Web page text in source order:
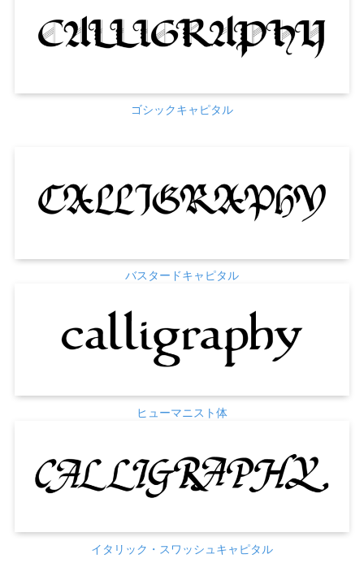
ゴシックキャピタル
バスタードキャピタル
ヒューマニスト体
イタリック・スワッシュキャピタル